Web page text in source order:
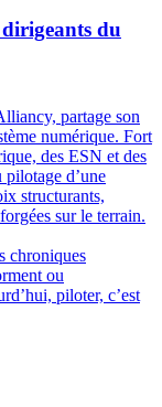
du
partage son
numérique. Fort
des ESN et des
d’une
structurants,
sur le terrain.
chroniques
ou
piloter, c’est